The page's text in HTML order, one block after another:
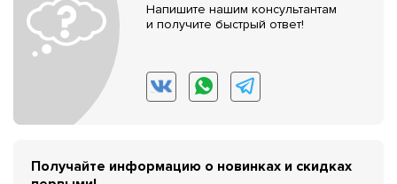
Напишите нашим консультантам
и получите быстрый ответ!
Получайте информацию о новинках и скидках